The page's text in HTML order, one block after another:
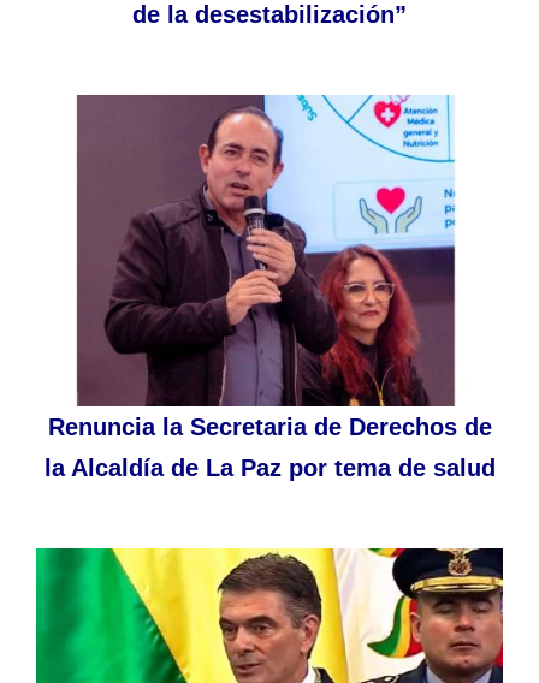
de la desestabilización”
Renuncia la Secretaria de Derechos de
la Alcaldía de La Paz por tema de salud